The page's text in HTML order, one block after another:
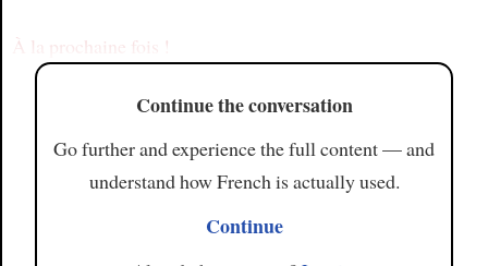
À la prochaine fois !
Continue the conversation
Go further and experience the full content — and
understand how French is actually used.
Continue